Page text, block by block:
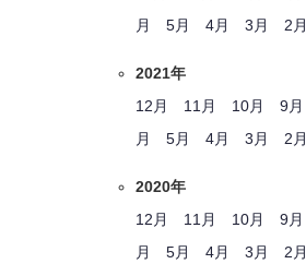
月
5月 4月 3月 2月
2021年
12月
11月 10月 9月
月
5月 4月 3月 2月
2020年
12月
11月 10月 9月
月
5月 4月 3月 2月